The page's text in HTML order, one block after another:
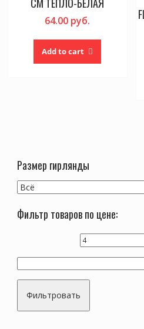
64.00 руб.
Add to cart
Размер гирлянды
Фильтр товаров по цене:
Фильтровать